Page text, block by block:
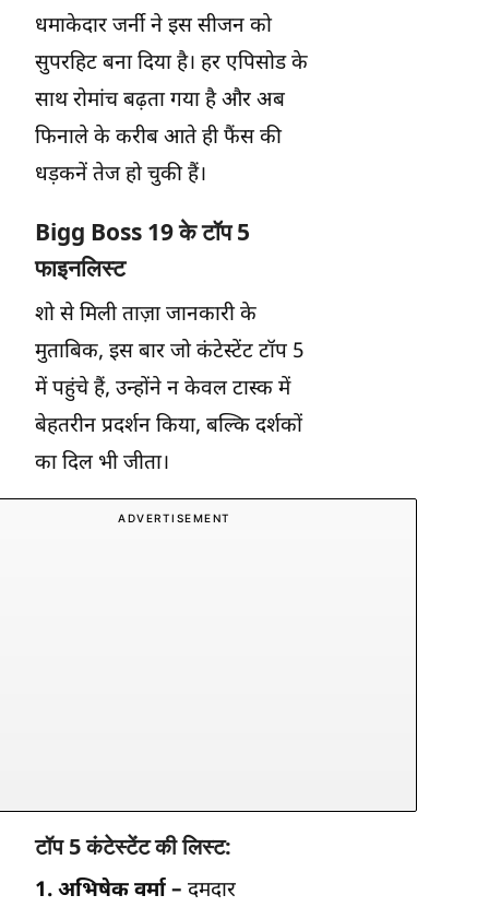
धमाकेदार जर्नी ने इस सीजन को
सुपरहिट बना दिया है। हर एपिसोड के
साथ रोमांच बढ़ता गया है और अब
फिनाले के करीब आते ही फैंस की
धड़कनें तेज हो चुकी हैं।
Bigg Boss 19 के टॉप 5
फाइनलिस्ट
शो से मिली ताज़ा जानकारी के
मुताबिक, इस बार जो कंटेस्टेंट टॉप 5
में पहुंचे हैं, उन्होंने न केवल टास्क में
बेहतरीन प्रदर्शन किया, बल्कि दर्शकों
का दिल भी जीता।
ADVERTISEMENT
टॉप 5 कंटेस्टेंट की लिस्ट:
1. अभिषेक वर्मा – दमदार